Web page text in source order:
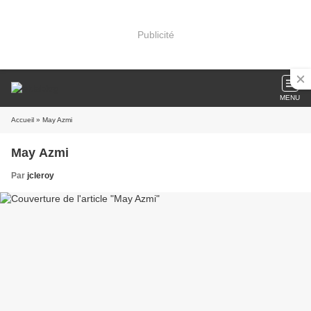
Publicité
MENU
Accueil » May Azmi
May Azmi
Par jcleroy